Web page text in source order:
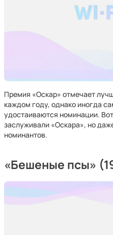
Премия «Оскар» отмечает
каждом году, однако иногда
удостаиваются номинации.
заслуживали «Оскара», но
номинантов.
«Бешеные псы»